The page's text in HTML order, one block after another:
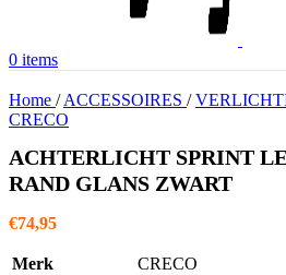
0 items
Home / ACCESSOIRES /
CRECO
ACHTERLICHT SPRINT
RAND GLANS ZWART
€74,95
Merk CRECO